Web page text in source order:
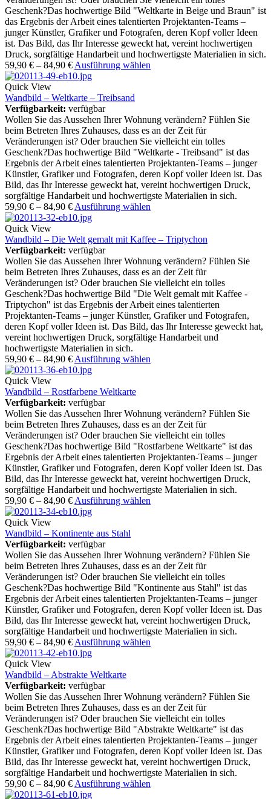
Geschenk?Das hochwertige Bild "Weltkarte in Beige und Braun" ist
das Ergebnis der Arbeit eines talentierten Projektanten-Teams –
junger Künstler, Grafiker und Fotografen, deren Kopf voller Ideen
ist. Das Bild, das Ihr Interesse geweckt hat, vereint hochwertigen
Druck, sorgfältige Handarbeit und hochwertigste Materialien in sich.
59,90 € – 84,90 € Ausführung wählen
Quick View
Wandbild – Weltkarte – Treibsand
Verfügbarkeit: verfügbar
Wollen Sie das Aussehen Ihrer Wohnung verändern? Fühlen Sie
beim Betreten Ihres Zuhauses, dass es an der Zeit für
Veränderungen ist? Oder brauchen Sie vielleicht ein tolles
Geschenk?Das hochwertige Bild "Weltkarte - Treibsand" ist das
Ergebnis der Arbeit eines talentierten Projektanten-Teams – junger
Künstler, Grafiker und Fotografen, deren Kopf voller Ideen ist. Das
Bild, das Ihr Interesse geweckt hat, vereint hochwertigen Druck,
sorgfältige Handarbeit und hochwertigste Materialien in sich.
59,90 € – 84,90 € Ausführung wählen
Quick View
Wandbild – Die Welt gemalt mit Kaffee – Triptychon
Verfügbarkeit: verfügbar
Wollen Sie das Aussehen Ihrer Wohnung verändern? Fühlen Sie
beim Betreten Ihres Zuhauses, dass es an der Zeit für
Veränderungen ist? Oder brauchen Sie vielleicht ein tolles
Geschenk?Das hochwertige Bild "Die Welt gemalt mit Kaffee -
Triptychon" ist das Ergebnis der Arbeit eines talentierten
Projektanten-Teams – junger Künstler, Grafiker und Fotografen,
deren Kopf voller Ideen ist. Das Bild, das Ihr Interesse geweckt hat,
vereint hochwertigen Druck, sorgfältige Handarbeit und
hochwertigste Materialien in sich.
59,90 € – 84,90 € Ausführung wählen
Quick View
Wandbild – Rostfarbene Weltkarte
Verfügbarkeit: verfügbar
Wollen Sie das Aussehen Ihrer Wohnung verändern? Fühlen Sie
beim Betreten Ihres Zuhauses, dass es an der Zeit für
Veränderungen ist? Oder brauchen Sie vielleicht ein tolles
Geschenk?Das hochwertige Bild "Rostfarbene Weltkarte" ist das
Ergebnis der Arbeit eines talentierten Projektanten-Teams – junger
Künstler, Grafiker und Fotografen, deren Kopf voller Ideen ist. Das
Bild, das Ihr Interesse geweckt hat, vereint hochwertigen Druck,
sorgfältige Handarbeit und hochwertigste Materialien in sich.
59,90 € – 84,90 € Ausführung wählen
Quick View
Wandbild – Kontinente aus Stahl
Verfügbarkeit: verfügbar
Wollen Sie das Aussehen Ihrer Wohnung verändern? Fühlen Sie
beim Betreten Ihres Zuhauses, dass es an der Zeit für
Veränderungen ist? Oder brauchen Sie vielleicht ein tolles
Geschenk?Das hochwertige Bild "Kontinente aus Stahl" ist das
Ergebnis der Arbeit eines talentierten Projektanten-Teams – junger
Künstler, Grafiker und Fotografen, deren Kopf voller Ideen ist. Das
Bild, das Ihr Interesse geweckt hat, vereint hochwertigen Druck,
sorgfältige Handarbeit und hochwertigste Materialien in sich.
59,90 € – 84,90 € Ausführung wählen
Quick View
Wandbild – Abstrakte Weltkarte
Verfügbarkeit: verfügbar
Wollen Sie das Aussehen Ihrer Wohnung verändern? Fühlen Sie
beim Betreten Ihres Zuhauses, dass es an der Zeit für
Veränderungen ist? Oder brauchen Sie vielleicht ein tolles
Geschenk?Das hochwertige Bild "Abstrakte Weltkarte" ist das
Ergebnis der Arbeit eines talentierten Projektanten-Teams – junger
Künstler, Grafiker und Fotografen, deren Kopf voller Ideen ist. Das
Bild, das Ihr Interesse geweckt hat, vereint hochwertigen Druck,
sorgfältige Handarbeit und hochwertigste Materialien in sich.
59,90 € – 84,90 € Ausführung wählen